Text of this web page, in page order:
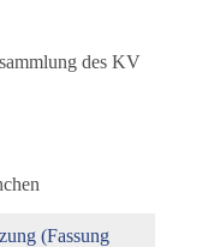
des KV
(Fassung